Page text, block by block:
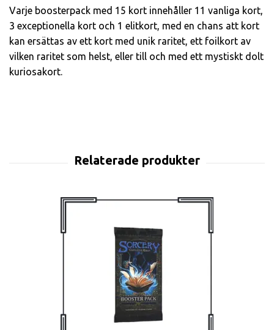
Varje boosterpack med 15 kort innehåller 11 vanliga kort,
3 exceptionella kort och 1 elitkort, med en chans att kort
kan ersättas av ett kort med unik raritet, ett foilkort av
vilken raritet som helst, eller till och med ett mystiskt dolt
kuriosakort.